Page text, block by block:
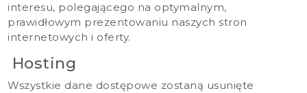
interesu, polegającego na optymalnym,
prawidłowym prezentowaniu naszych stron
internetowych i oferty.
Hosting
Wszystkie dane dostępowe zostaną usunięte